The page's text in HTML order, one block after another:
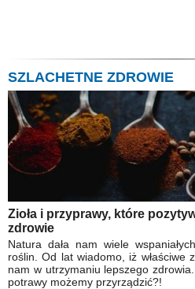
SZLACHETNE ZDROWIE
Zioła i przyprawy, które
zdrowie
Natura dała nam wiele
roślin. Od lat wiadomo, iż właściwe
nam w utrzymaniu lepszego
potrawy możemy przyrządzić?!